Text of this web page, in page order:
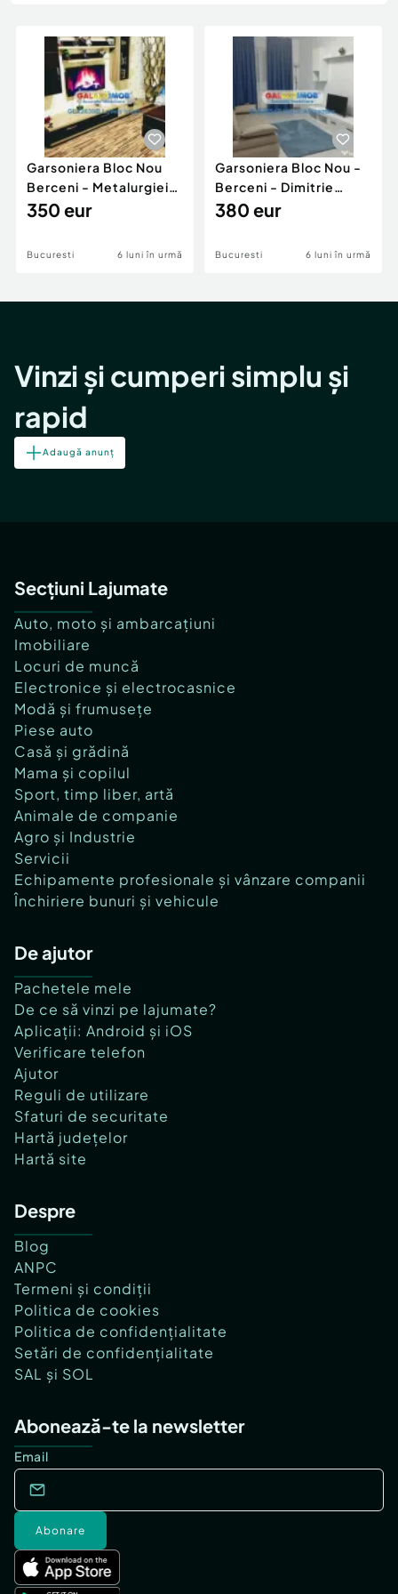
Animale de companie
Afaceri și echipamente profesionale
Inchiriere Bunuri si Vehicule
Piese auto si accesorii
Dacia Duster
Garsoniera Bloc Nou
Berceni - Metalurgiei
Park - Postalionul
350 eur
Bucuresti 6 luni în urmă
Garsoniera Bloc Nou -
Berceni - Dimitrie
Leonida
380 eur
Bucuresti 6 luni în urmă
Vinzi și cumperi simplu și
rapid
Adaugă anunț
Secțiuni Lajumate
Auto, moto și ambarcațiuni
Imobiliare
Locuri de muncă
Electronice și electrocasnice
Modă și frumusețe
Piese auto
Casă și grădină
Mama și copilul
Sport, timp liber, artă
Animale de companie
Agro și Industrie
Servicii
Echipamente profesionale și vânzare companii
Închiriere bunuri și vehicule
De ajutor
Pachetele mele
De ce să vinzi pe lajumate?
Aplicații: Android și iOS
Verificare telefon
Ajutor
Reguli de utilizare
Sfaturi de securitate
Hartă județelor
Hartă site
Despre
Blog
ANPC
Termeni și condiții
Politica de cookies
Politica de confidențialitate
Setări de confidențialitate
SAL și SOL
Abonează-te la newsletter
Email
Abonare